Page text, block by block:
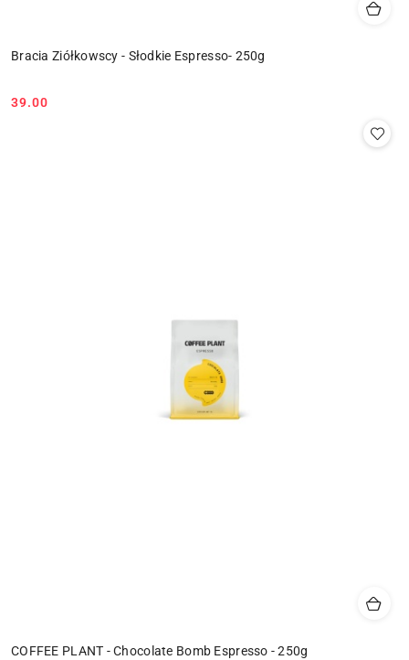
Bracia Ziółkowscy - Słodkie Espresso- 250g
Cena:
39.00
COFFEE PLANT - Chocolate Bomb Espresso - 250g